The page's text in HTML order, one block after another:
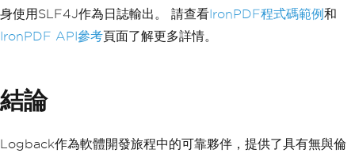
身使用SLF4J作為日誌輸出。 請查看IronPDF程式碼範例和
IronPDF API參考頁面了解更多詳情。
結論
Logback作為軟體開發旅程中的可靠夥伴，提供了具有無與倫